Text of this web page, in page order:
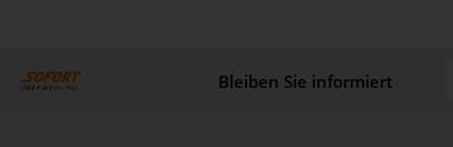
Bleiben Sie informiert